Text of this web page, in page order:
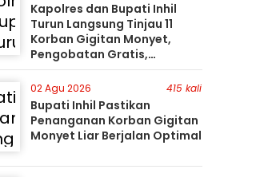
Kapolres dan Bupati Inhil
Turun Langsung Tinjau 11
Korban Gigitan Monyet,
Pengobatan Gratis,
Perburuan Terus Berlanjut
02 Agu 2026 415 kali
Bupati Inhil Pastikan
Penanganan Korban Gigitan
Monyet Liar Berjalan Optimal